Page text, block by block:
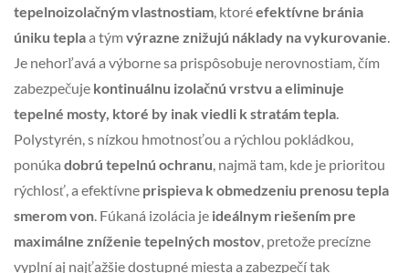
tepelnoizolačným vlastnostiam, ktoréefektívne bránia
úniku teplaa tým výrazne znižujú náklady na vykurovanie.
Je nehorľavá a výborne sa prispôsobuje nerovnostiam, čím
zabezpečuje kontinuálnu izolačnú vrstvu a eliminuje
tepelné mosty, ktoré by inak viedli k stratám tepla.
Polystyrén, s nízkou hmotnosťou a rýchlou pokládkou,
ponúka dobrú tepelnú ochranu, najmä tam, kde je prioritou
rýchlosť, a efektívne prispieva k obmedzeniu prenosu tepla
smerom von. Fúkaná izolácia je ideálnym riešením pre
maximálne zníženie tepelných mostov, pretože precízne
vyplní aj najťažšie dostupné miesta a zabezpečí tak